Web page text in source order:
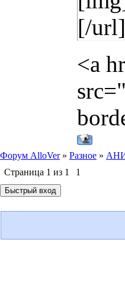
[/url]
<a
Форум AlloVer » Разное »
Страница 1 из 1 1